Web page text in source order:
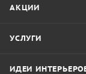
АКЦИИ
УСЛУГИ
ИДЕИ